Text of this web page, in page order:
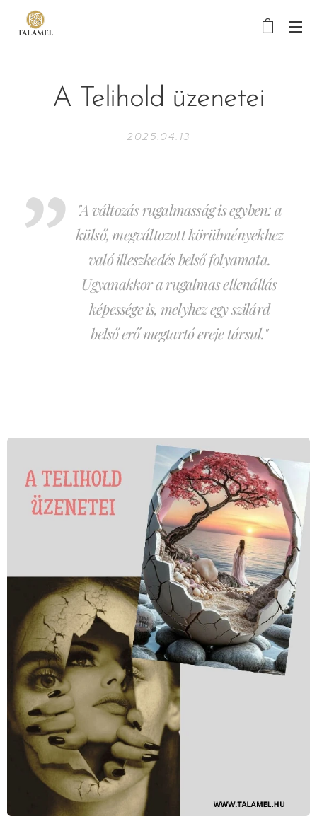
A Telihold üzenetei
2025.04.13
"A változás rugalmasság is egyben: a
külső, megváltozott körülményekhez
való illeszkedés belső folyamata.
Ugyanakkor a rugalmas ellenállás
képessége is, melyhez egy szilárd
belső erő megtartó ereje társul."